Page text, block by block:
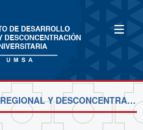
INSTITUTO DE DESARROLLO REGIONAL Y DESCONCENTRACIÓN UNIVERSITARIA